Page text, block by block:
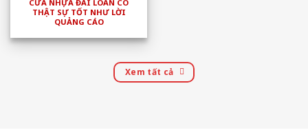
CỬA NHỰA ĐÀI LOAN CÓ
THẬT SỰ TỐT NHƯ LỜI
QUẢNG CÁO
Xem tất cả